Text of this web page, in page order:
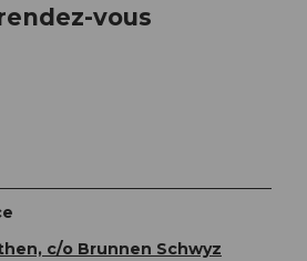
vous
c/o Brunnen Schwyz